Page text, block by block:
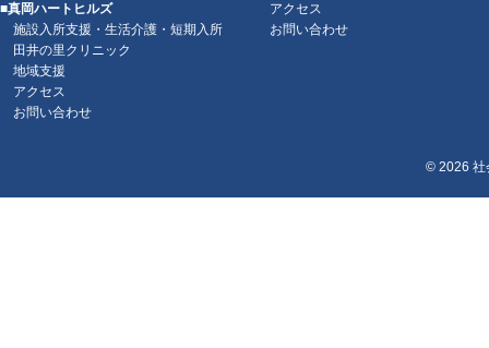
■真岡ハートヒルズ
施設入所支援・生活介護・短期入所
田井の里クリニック
地域支援
アクセス
お問い合わせ
アクセス
お問い合わせ
© 2026社